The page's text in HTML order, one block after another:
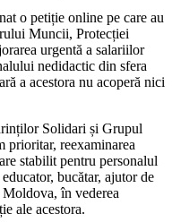
o petiție online pe care au
Muncii, Protecției
urgentă a sa­lariilor
nedidactic din sfera
a acesto­ra nu acoperă nici
Solidari și Grupul
prioritar, re­examinarea
stabilit pentru personalul
bucătar, ajutor de
în ve­derea
ale acestora.